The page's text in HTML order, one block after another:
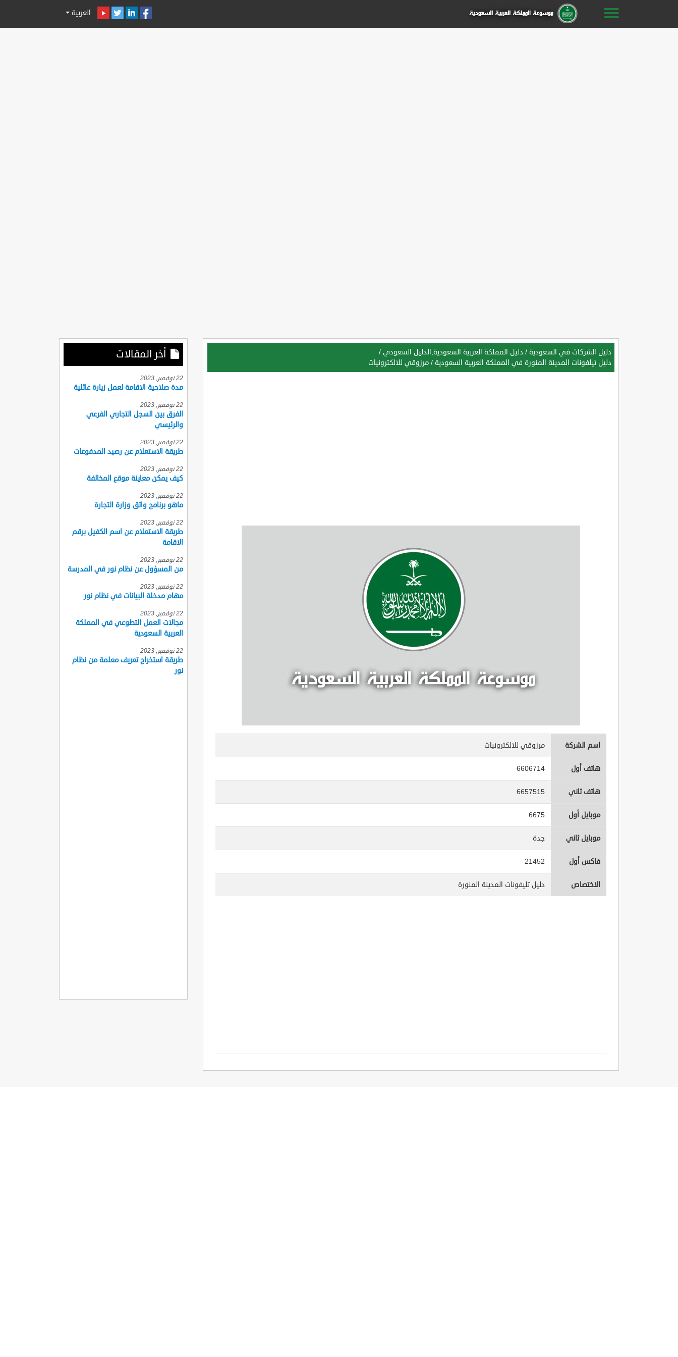
العربية
دليل الشركات في السعودية / دليل المملكة العربية السعودية,الدليل السعودي /
دليل تيلفونات المدينة المنورة في المملكة العربية السعودية / مرزوقي للالكترونيات
اسم الشركة مرزوقي للالكترونيات
هاتف أول 6606714
هاتف ثاني 6657515
موبايل أول 6675
موبايل ثاني جدة
فاكس أول 21452
الاختصاص دليل تليفونات المدينة المنورة
أخر المقالات
22 نوفمبر, 2023
مدة صلاحية الاقامة لعمل زيارة عائلية
22 نوفمبر, 2023
الفرق بين السجل التجاري الفرعي
والرئيسي
22 نوفمبر, 2023
طريقة الاستعلام عن رصيد المدفوعات
22 نوفمبر, 2023
كيف يمكن معاينة موقع المخالفة
22 نوفمبر, 2023
ماهو برنامج واثق وزارة التجارة
22 نوفمبر, 2023
طريقة الاستعلام عن اسم الكفيل برقم
الاقامة
22 نوفمبر, 2023
من المسؤول عن نظام نور في المدرسة
22 نوفمبر, 2023
مهام مدخلة البيانات في نظام نور
22 نوفمبر, 2023
مجالات العمل التطوعي في المملكة
العربية السعودية
22 نوفمبر, 2023
طريقة استخراج تعريف معلمة من نظام
نور